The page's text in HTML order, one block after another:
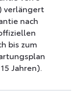
verlängert
nach
bis zum
Jahren).